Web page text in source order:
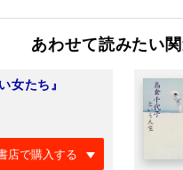
あわせて読みたい
女たち』
店で購入する